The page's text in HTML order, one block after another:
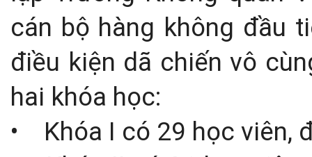
cán bộ hàng không đầu
điều kiện dã chiến vô
hai khóa học:
•
Khóa I có 29 học viên,